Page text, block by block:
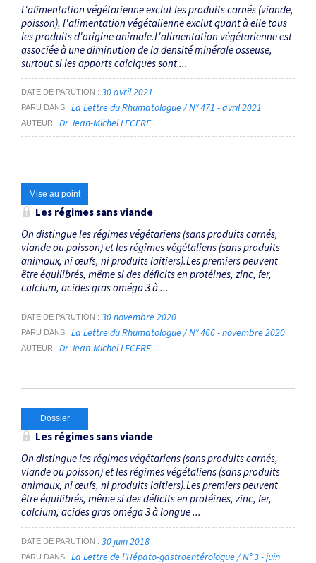
Végétalien ×
Dates
Du
RECHERCHER
L'alimentation végétarienne exclut les produits carnés (viande,
poisson), l'alimentation végétalienne exclut quant à elle tous
les produits d'origine animale.L'alimentation végétarienne est
associée à une diminution de la densité minérale osseuse,
surtout si les apports calciques sont ...
DATE DE PARUTION 30 avril 2021
PARU DANS La Lettre du Rhumatologue / N° 471 - avril 2021
AUTEUR Dr Jean-Michel LECERF
Mise au point
Les régimes sans viande
On distingue les régimes végétariens (sans produits carnés,
viande ou poisson) et les régimes végétaliens (sans produits
animaux, ni œufs, ni produits laitiers).Les premiers peuvent
être équilibrés, même si des déficits en protéines, zinc, fer,
calcium, acides gras oméga 3 à ...
DATE DE PARUTION 30 novembre 2020
PARU DANS La Lettre du Rhumatologue / N° 466 - novembre 2020
AUTEUR Dr Jean-Michel LECERF
Dossier
Les régimes sans viande
On distingue les régimes végétariens (sans produits carnés,
viande ou poisson) et les régimes végétaliens (sans produits
animaux, ni œufs, ni produits laitiers).Les premiers peuvent
être équilibrés, même si des déficits en protéines, zinc, fer,
calcium, acides gras oméga 3 à longue ...
DATE DE PARUTION 30 juin 2018
PARU DANS La Lettre de l’Hépato-gastroentérologue / N° 3 - juin